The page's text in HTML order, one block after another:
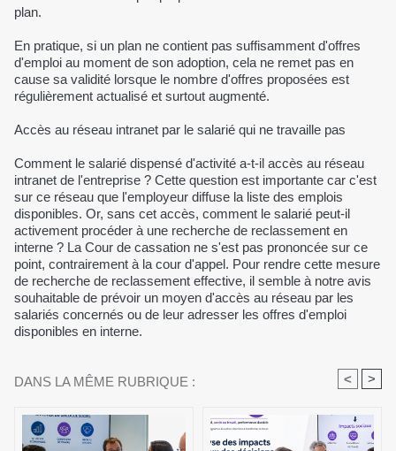
plan.
En pratique, si un plan ne contient pas suffisamment d'offres
d'emploi au moment de son adoption, cela ne remet pas en
cause sa validité lorsque le nombre d'offres proposées est
régulièrement actualisé et surtout augmenté.
Accès au réseau intranet par le salarié qui ne travaille pas
Comment le salarié dispensé d'activité a-t-il accès au réseau
intranet de l'entreprise ? Cette question est importante car c'est
sur ce réseau que l'employeur diffuse la liste des emplois
disponibles. Or, sans cet accès, comment le salarié peut-il
activement procéder à une recherche de reclassement en
interne ? La Cour de cassation ne s'est pas prononcée sur ce
point, contrairement à la cour d'appel. Pour rendre cette mesure
de recherche de reclassement effective, il semble à notre avis
souhaitable de prévoir un moyen d'accès au réseau par les
salariés concernés ou de leur adresser les offres d'emploi
disponibles en interne.
DANS LA MÊME RUBRIQUE : < >